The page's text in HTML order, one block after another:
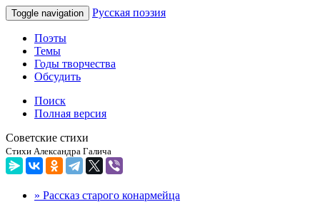
Toggle navigation Русская поэзия
Поэты
Темы
Годы творчества
Обсудить
Поиск
Полная версия
Советские стихи
Стихи Александра Галича
» Рассказ старого конармейца